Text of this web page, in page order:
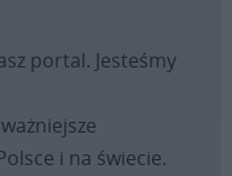
portal. Jesteśmy
i na świecie.